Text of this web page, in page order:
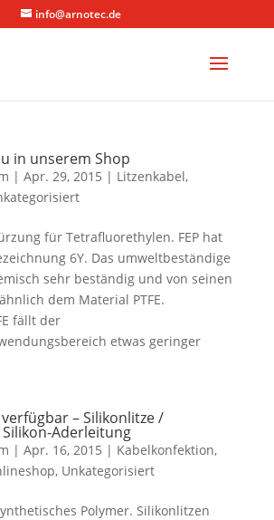
info@arnotec.de
in unserem Shop
| Apr. 29, 2015 | Litzenkabel,
für Tetrafluorethylen. FEP hat
6Y. Das umweltbeständige
sehr beständig und von seinen
dem Material PTFE.
fällt der
etwas geringer
– Silikonlitze /
Aderleitung
| Apr. 16, 2015 | Kabelkonfektion,
, Unkategorisiert
Polymer. Silikonlitzen